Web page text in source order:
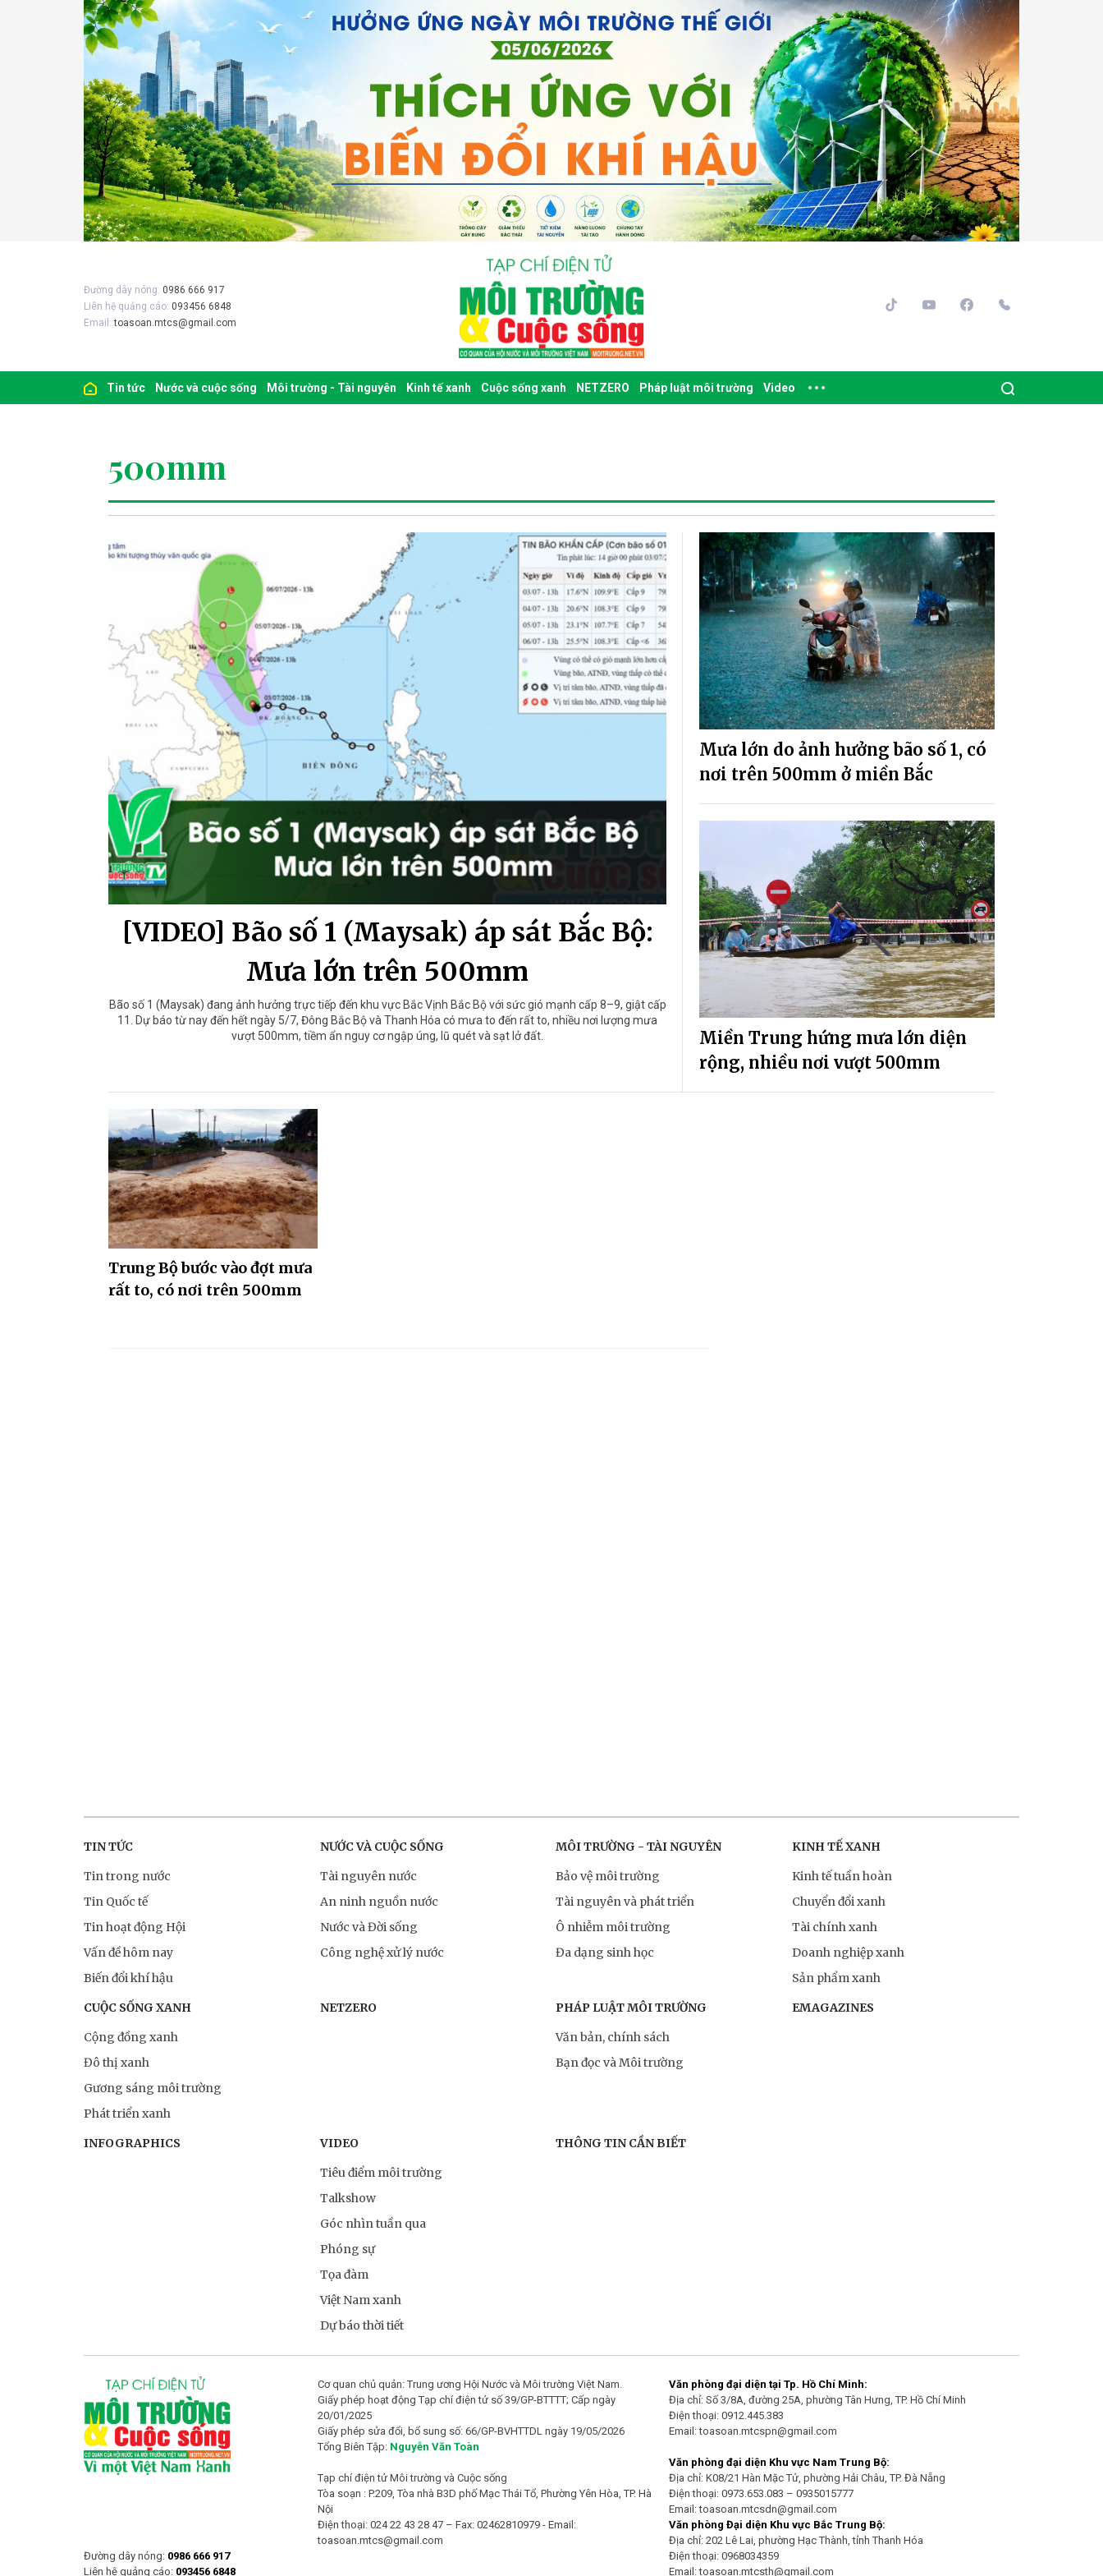
Đường dây nóng: 0986 666 917
Liên hệ quảng cáo: 093456 6848
Email:toasoan.mtcs@gmail.com
Tin tức Nước và cuộc sống Môi trường - Tài nguyên Kinh tế xanh Cuộc sống xanh NETZERO Pháp luật môi trường Video
500mm
[VIDEO] Bão số 1 (Maysak) áp sát Bắc Bộ:
Mưa lớn trên 500mm
Bão số 1 (Maysak) đang ảnh hưởng trực tiếp đến khu vực Bắc Vịnh Bắc Bộ với sức gió mạnh cấp 8–9, giật cấp
11. Dự báo từ nay đến hết ngày 5/7, Đông Bắc Bộ và Thanh Hóa có mưa to đến rất to, nhiều nơi lượng mưa
vượt 500mm, tiềm ẩn nguy cơ ngập úng, lũ quét và sạt lở đất.
Mưa lớn do ảnh hưởng bão số 1, có
nơi trên 500mm ở miền Bắc
Miền Trung hứng mưa lớn diện
rộng, nhiều nơi vượt 500mm
Trung Bộ bước vào đợt mưa
rất to, có nơi trên 500mm
TIN TỨC
Tin trong nước
Tin Quốc tế
Tin hoạt động Hội
Vấn đề hôm nay
Biến đổi khí hậu
NƯỚC VÀ CUỘC SỐNG
Tài nguyên nước
An ninh nguồn nước
Nước và Đời sống
Công nghệ xử lý nước
MÔI TRƯỜNG - TÀI NGUYÊN
Bảo vệ môi trường
Tài nguyên và phát triển
Ô nhiễm môi trường
Đa dạng sinh học
KINH TẾ XANH
Kinh tế tuần hoàn
Chuyển đổi xanh
Tài chính xanh
Doanh nghiệp xanh
Sản phẩm xanh
CUỘC SỐNG XANH
Cộng đồng xanh
Đô thị xanh
Gương sáng môi trường
Phát triển xanh
NETZERO
PHÁP LUẬT MÔI TRƯỜNG
Văn bản, chính sách
Bạn đọc và Môi trường
EMAGAZINES
INFOGRAPHICS
VIDEO
Tiêu điểm môi trường
Talkshow
Góc nhìn tuần qua
Phóng sự
Tọa đàm
Việt Nam xanh
Dự báo thời tiết
THÔNG TIN CẦN BIẾT
Đường dây nóng: 0986 666 917
Liên hệ quảng cáo: 093456 6848
Cơ quan chủ quản: Trung ương Hội Nước và Môi trường Việt Nam.
Giấy phép hoạt động Tạp chí điện tử số 39/GP-BTTTT; Cấp ngày
20/01/2025
Giấy phép sửa đổi, bổ sung số: 66/GP-BVHTTDL ngày 19/05/2026
Tổng Biên Tập: Nguyễn Văn Toàn
Tạp chí điện tử Môi trường và Cuộc sống
Tòa soạn : P.209, Tòa nhà B3D phố Mạc Thái Tổ, Phường Yên Hòa, TP. Hà
Nội
Điện thoại: 024 22 43 28 47 – Fax: 02462810979 - Email:
toasoan.mtcs@gmail.com
Văn phòng đại diện tại Tp. Hồ Chí Minh:
Địa chỉ: Số 3/8A, đường 25A, phường Tân Hưng, TP. Hồ Chí Minh
Điện thoại: 0912.445.383
Email: toasoan.mtcspn@gmail.com
Văn phòng đại diện Khu vực Nam Trung Bộ:
Địa chỉ: K08/21 Hàn Mặc Tử, phường Hải Châu, TP. Đà Nẵng
Điện thoại: 0973.653.083 – 0935015777
Email: toasoan.mtcsdn@gmail.com
Văn phòng Đại diện Khu vực Bắc Trung Bộ:
Địa chỉ: 202 Lê Lai, phường Hạc Thành, tỉnh Thanh Hóa
Điện thoại: 0968034359
Email: toasoan.mtcsth@gmail.com